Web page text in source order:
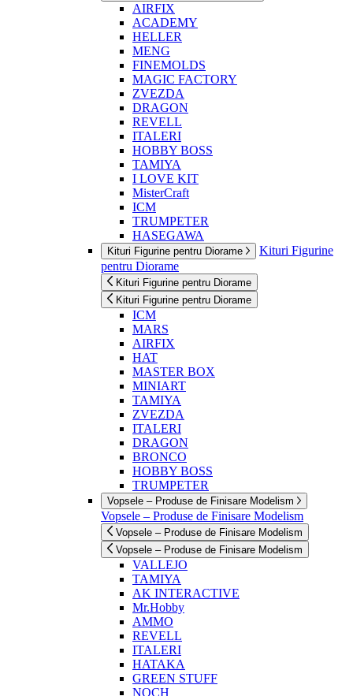
AIRFIX
ACADEMY
HELLER
MENG
FINEMOLDS
MAGIC FACTORY
ZVEZDA
DRAGON
REVELL
ITALERI
HOBBY BOSS
TAMIYA
I LOVE KIT
MisterCraft
ICM
TRUMPETER
HASEGAWA
Kituri Figurine pentru Diorame
Kituri Figurine
pentru Diorame
Kituri Figurine pentru Diorame
Kituri Figurine pentru Diorame
ICM
MARS
AIRFIX
HAT
MASTER BOX
MINIART
TAMIYA
ZVEZDA
ITALERI
DRAGON
BRONCO
HOBBY BOSS
TRUMPETER
Vopsele – Produse de Finisare Modelism
Vopsele – Produse de Finisare Modelism
Vopsele – Produse de Finisare Modelism
Vopsele – Produse de Finisare Modelism
VALLEJO
TAMIYA
AK INTERACTIVE
Mr.Hobby
AMMO
REVELL
ITALERI
HATAKA
GREEN STUFF
NOCH